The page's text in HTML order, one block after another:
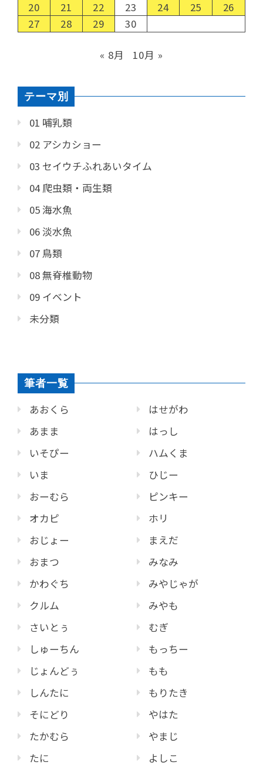
20 21 22 23 24 25
26
27
28 29 30
« 8月 10月 »
テーマ別
01 哺乳類
02 アシカショー
03 セイウチふれあいタイム
04 爬虫類・両生類
05 海水魚
06 淡水魚
07 鳥類
08 無脊椎動物
09 イベント
未分類
筆者一覧
あおくら
あまま
いそぴー
いま
おーむら
オカピ
おじょー
おまつ
かわぐち
クルム
さいとぅ
しゅーちん
じょんどぅ
しんたに
そにどり
たかむら
たに
はせがわ
はっし
ハムくま
ひじー
ピンキー
ホリ
まえだ
みなみ
みやじゃが
みやも
むぎ
もっちー
もも
もりたき
やはた
やまじ
よしこ